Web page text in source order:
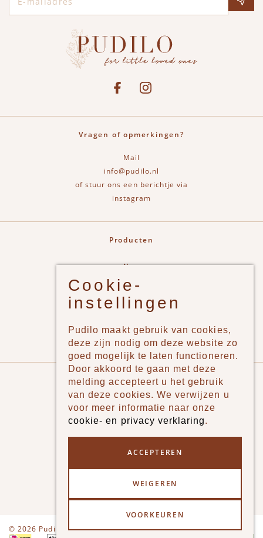
See our FacebookBekijk onze Instagram pagina
Vragen of opmerkingen?
Mail
info@pudilo.nl
of stuur ons een berichtje via
instagram
Producten
New
Jongens
Meisjes
Merken
Pudilo
Over ons
Algemene voorwaarden
Klantenservice - Ruilen & Retourneren
© 2026 Pudilo DisclaimerPrivacy
Cookie-
instellingen
Pudilo maakt gebruik van cookies,
deze zijn nodig om deze website zo
goed mogelijk te laten functioneren.
Door akkoord te gaan met deze
melding accepteert u het gebruik
van deze cookies. We verwijzen u
voor meer informatie naar onze
cookie- en privacy verklaring.
ACCEPTEREN
WEIGEREN
VOORKEUREN